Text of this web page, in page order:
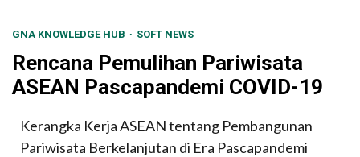
GNA KNOWLEDGE HUB SOFT NEWS
Rencana Pemulihan Pariwisata
ASEAN Pascapandemi COVID-19
Kerangka Kerja ASEAN tentang Pembangunan
Pariwisata Berkelanjutan di Era Pascapandemi